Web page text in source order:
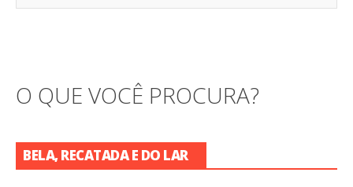
O QUE VOCÊ PROCURA?
BELA, RECATADA E DO LAR